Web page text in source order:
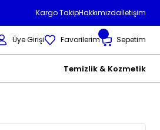
Kargo TakipHakkımızdaİletişim
Üye Girişi Favorilerim Sepetim
Temizlik & Kozmetik